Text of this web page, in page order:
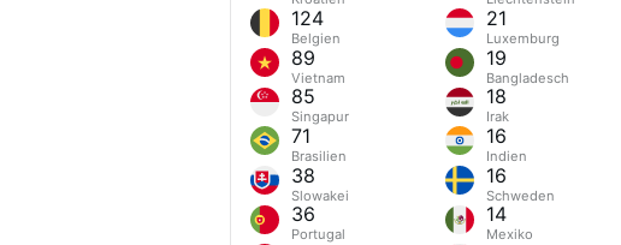
124
Belgien
89
Vietnam
85
Singapur
71
Brasilien
38
Slowakei
36
Portugal
21
Luxemburg
19
Bangladesch
18
Irak
16
Indien
16
Schweden
14
Mexiko